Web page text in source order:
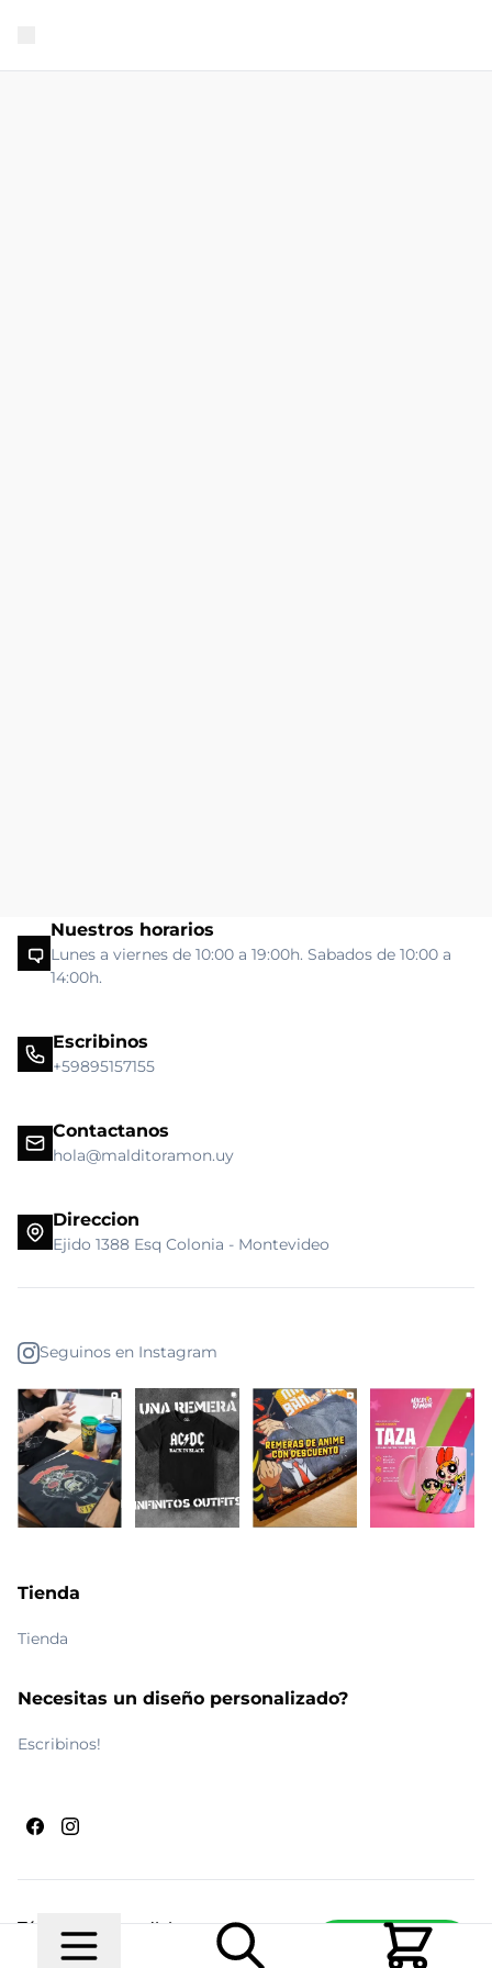
Escribinos
Nuestros horarios
Lunes a viernes de 10:00 a 19:00h. Sabados de 10:00 a
14:00h.
Escribinos
+59895157155
Contactanos
hola@malditoramon.uy
Direccion
Ejido 1388 Esq Colonia - Montevideo
Seguinos en Instagram
Tienda
Tienda
Necesitas un diseño personalizado?
Escribinos!
© 2026 Maldito RamónRealizado por Ecwid de
Términos y condiciones